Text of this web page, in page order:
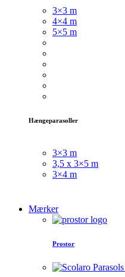
3×3 m
4×4 m
5×5 m
Hængeparasoller
3×3 m
3,5 x 3×5 m
3×4 m
Mærker
Prostor